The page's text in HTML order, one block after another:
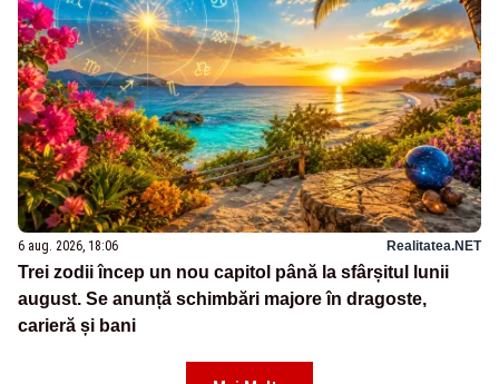
6 aug. 2026, 18:06 Realitatea.NET
Trei zodii încep un nou capitol până la sfârșitul lunii
august. Se anunță schimbări majore în dragoste,
carieră și bani